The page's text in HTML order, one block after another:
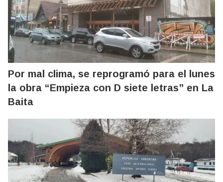
Por mal clima, se reprogramó para el lunes
la obra “Empieza con D siete letras” en La
Baita